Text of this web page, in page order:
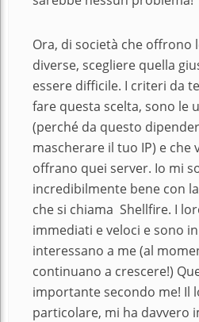
Ora, di società che offrono
diverse, scegliere quella
essere difficile. I criteri da
fare questa scelta, sono le
(perché da questo
mascherare il tuo IP) e
offrano quei server. Io mi
incredibilmente bene con
che si chiama Shellfire. I
immediati e veloci e sono
interessano a me (al
continuano a crescere!)
importante secondo me! Il
particolare, mi ha davvero